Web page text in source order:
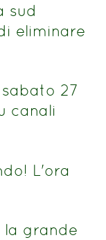
sud
eliminare
sabato 27
canali
L'ora
grande